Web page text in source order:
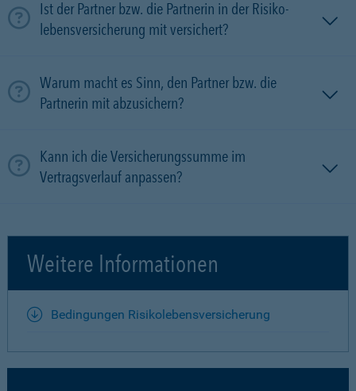
Ist der Partner bzw. die Partnerin in der Risiko­
lebens­versicherung mit versichert?
Warum macht es Sinn, den Partner bzw. die
Partnerin mit ab­zu­sichern?
Kann ich die Versicherungssumme im
Vertragsverlauf anpassen?
Weitere Informationen
Bedingungen Risikolebensversicherung